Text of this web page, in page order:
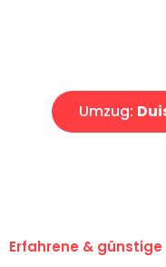
Umzug:
Erfahrene &